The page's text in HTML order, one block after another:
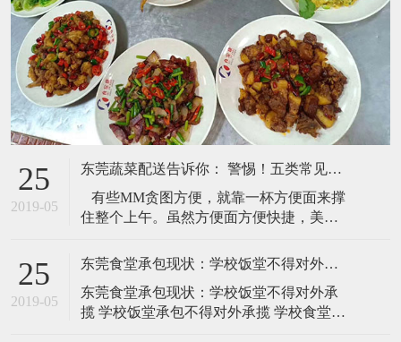
25
2019-05
东莞蔬菜配送告诉你： 警惕！五类常见早餐最易长赘肉
有些MM贪图方便，就靠一杯方便面来撑
住整个上午。虽然方便面方便快捷，美味
量相当高，而且汤粉多含味精，吃多了有
害健康。而且，方便面的脱水蔬菜不能提
供维生素和纤维，吃多了更容易导致便
秘。 建议：贪吃方便面的人可以选吃不经
25
2019-05
东莞食堂承包现状：学校饭堂不得对外承揽
东莞食堂承包现状：学校饭堂不得对外承
揽 学校饭堂承包不得对外承揽 学校食堂不